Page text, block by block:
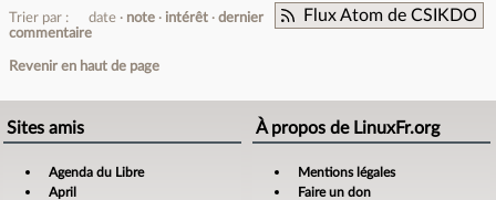
Flux Atom de CSIKDO
Trier par : date note intérêt
dernier
commentaire
Revenir en haut de page
Sites amis
Agenda du Libre
April
À propos de LinuxFr.org
Mentions légales
Faire un don